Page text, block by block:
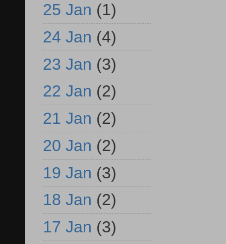
25 Jan (1)
24 Jan (4)
23 Jan (3)
22 Jan (2)
21 Jan (2)
20 Jan (2)
19 Jan (3)
18 Jan (2)
17 Jan (3)